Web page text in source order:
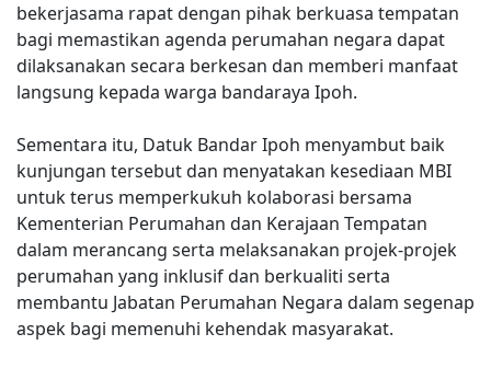
bekerjasama rapat dengan pihak berkuasa tempatan
bagi memastikan agenda perumahan negara dapat
dilaksanakan secara berkesan dan memberi manfaat
langsung kepada warga bandaraya Ipoh.
Sementara itu, Datuk Bandar Ipoh menyambut baik
kunjungan tersebut dan menyatakan kesediaan MBI
untuk terus memperkukuh kolaborasi bersama
Kementerian Perumahan dan Kerajaan Tempatan
dalam merancang serta melaksanakan projek-projek
perumahan yang inklusif dan berkualiti serta
membantu Jabatan Perumahan Negara dalam segenap
aspek bagi memenuhi kehendak masyarakat.